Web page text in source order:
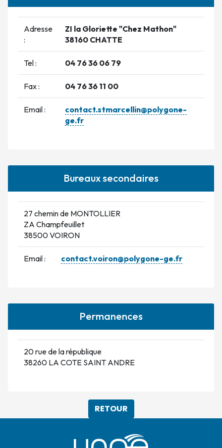
Adresse
:
ZI la Gloriette "Chez Mathon"
38160 CHATTE
Tel : 04 76 36 06 79
Fax : 04 76 36 11 00
Email :
contact.stmarcellin@polygone-
ge.fr
Bureaux secondaires
27 chemin de MONTOLLIER
ZA Champfeuillet
38500 VOIRON
Email : contact.voiron@polygone-ge.fr
Permanences
20 rue de la république
38260 LA COTE SAINT ANDRE
RETOUR